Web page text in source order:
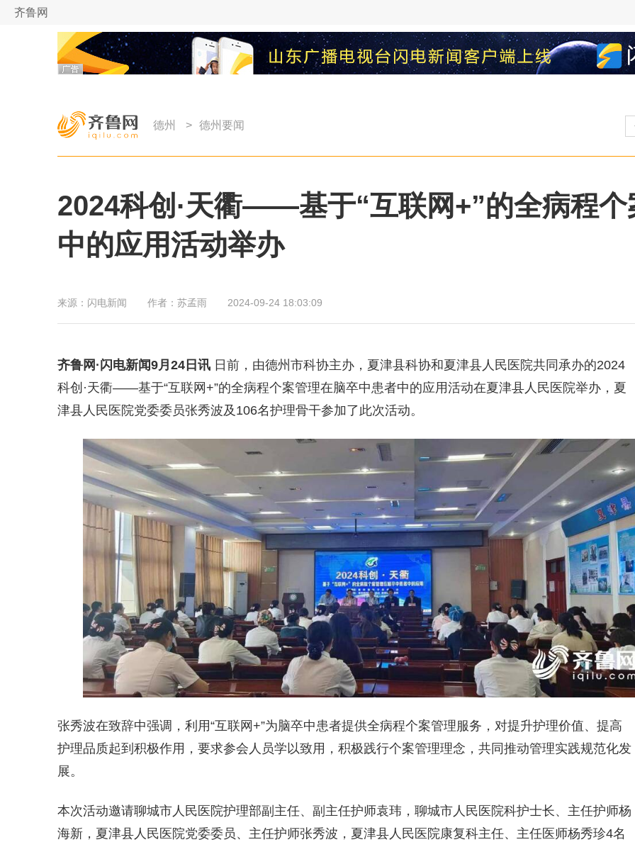
齐鲁网
德州 > 德州要闻
2024科创·天衢——基于“互联网+”的全病程个
中的应用活动举办
来源： 闪电新闻 作者： 苏孟雨 2024-09-24 18:03:09
齐鲁网 ·闪电新闻9月24日讯日前，由德州市科协主办，夏津县科协和夏津县人民医院共同承办的2024
科创·天衢——基于“互联网+”的全病程个案管理在脑卒中患者中的应用活动在夏津县人民医院举办，夏
津县人民医院党委委员张秀波及106名护理骨干参加了此次活动。
张秀波在致辞中强调，利用“互联网+”为脑卒中患者提供全病程个案管理服务，对提升护理价值、提高
护理品质起到积极作用，要求参会人员学以致用，积极践行个案管理理念，共同推动管理实践规范化发
展。
本次活动邀请聊城市人民医院护理部副主任、副主任护师袁玮，聊城市人民医院科护士长、主任护师杨
海新，夏津县人民医院党委委员、主任护师张秀波，夏津县人民医院康复科主任、主任医师杨秀珍4名